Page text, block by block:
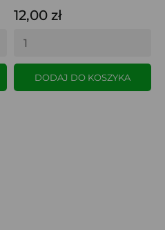
12,00 zł
DODAJ DO KOSZYKA